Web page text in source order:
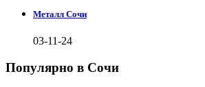
Металл Сочи
03-11-24
Популярно в Сочи